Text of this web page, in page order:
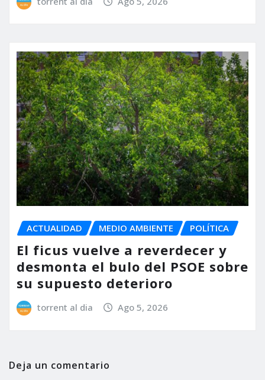
ACTUALIDAD MEDIO AMBIENTE POLÍTICA
El ficus vuelve a reverdecer y
desmonta el bulo del PSOE sobre
su supuesto deterioro
torrent al dia Ago 5, 2026
Deja un comentario